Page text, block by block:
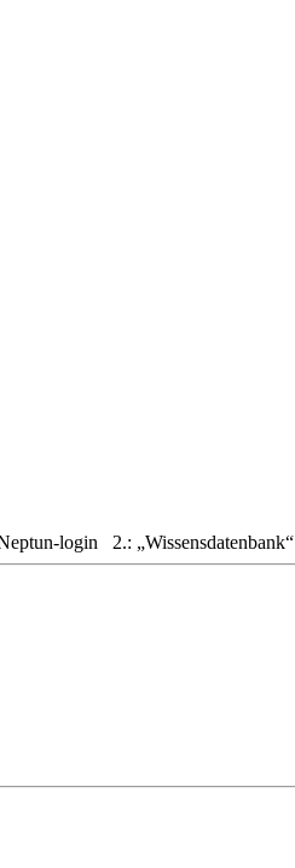
login 2.: „Wissensdatenbank“